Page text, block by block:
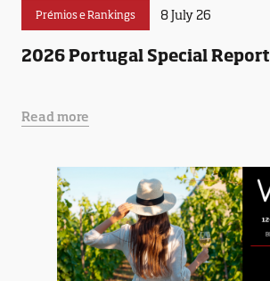
Prémios e Rankings 8 July 26
2026 Portugal Special Report
Read more